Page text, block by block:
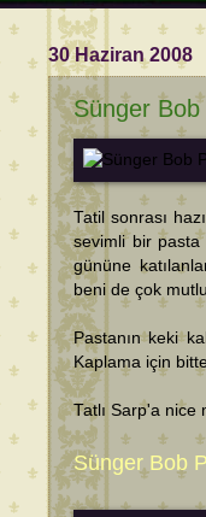
30 Haziran 2008
Sünger
Tatil sonrası
sevimli bir pasta
gününe
beni de çok
Pastanın keki
Kaplama için
Tatlı Sarp'a nice
Sünger Bob